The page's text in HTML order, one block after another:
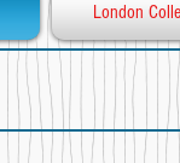
London